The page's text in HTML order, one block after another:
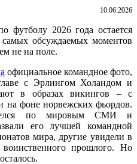
10.06.2026
футболу 2026 года остается
обсуждаемых моментов
не на поле.
официальное командное фото,
с Эрлингом Холандом и
в образах викингов – с
на фоне норвежских фьордов.
по мировым СМИ и
его лучшей командной
мира, другие увидели в
прошлого. Но